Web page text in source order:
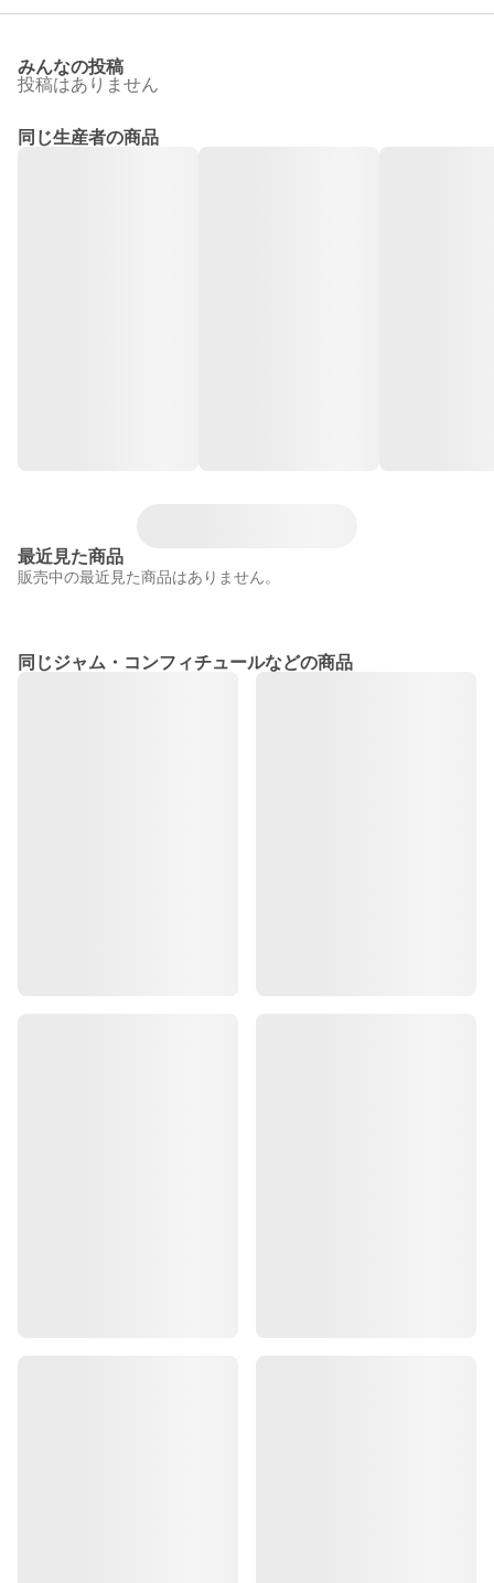
みんなの投稿
投稿はありません
同じ生産者の商品
最近見た商品
販売中の最近見た商品はありません。
同じジャム・コンフィチュールなどの商品